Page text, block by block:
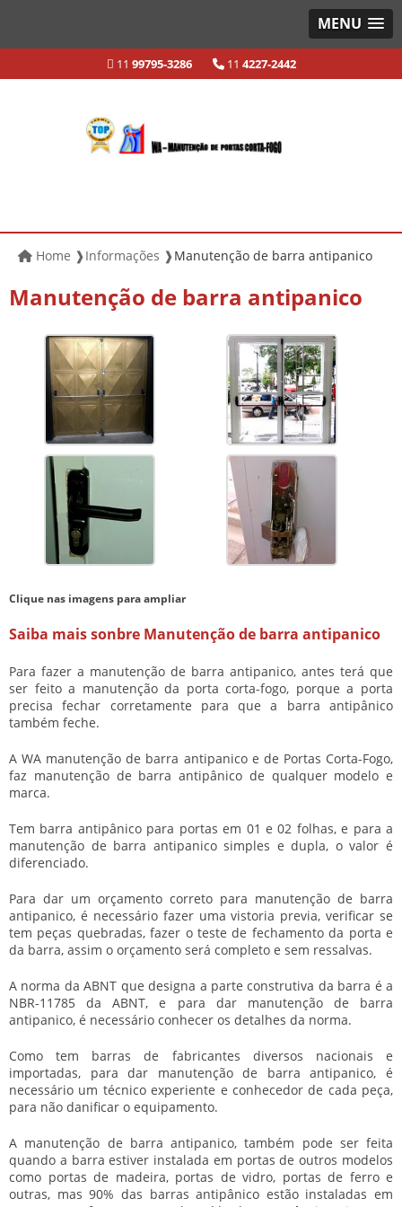
MENU
11 99795-3286 11 4227-2442
Home ❱Informações ❱Manutenção de barra antipanico
Manutenção de barra antipanico
Clique nas imagens para ampliar
Saiba mais sonbre Manutenção de barra antipanico
Para fazer a manutenção de barra antipanico, antes terá que
ser feito a manutenção da porta corta-fogo, porque a porta
precisa fechar corretamente para que a barra antipânico
também feche.
A WA manutenção de barra antipanicoe de Portas Corta-Fogo,
faz manutenção de barra antipânico de qualquer modelo e
marca.
Tem barra antipânico para portas em 01 e 02 folhas, e para a
manutenção de barra antipanicosimples e dupla, o valor é
diferenciado.
Para dar um orçamento correto para manutenção de barra
antipanico, é necessário fazer uma vistoria previa, verificar se
tem peças quebradas, fazer o teste de fechamento da porta e
da barra, assim o orçamento será completo e sem ressalvas.
A norma da ABNT que designa a parte construtiva da barra é a
NBR-11785 da ABNT, e para dar manutenção de barra
antipanico, é necessário conhecer os detalhes da norma.
Como tem barras de fabricantes diversos nacionais e
importadas, para dar manutenção de barra antipanico, é
necessário um técnico experiente e conhecedor de cada peça,
para não danificar o equipamento.
A manutenção de barra antipanico, também pode ser feita
quando a barra estiver instalada em portas de outros modelos
como portas de madeira, portas de vidro, portas de ferro e
outras, mas 90% das barras antipânico estão instaladas em